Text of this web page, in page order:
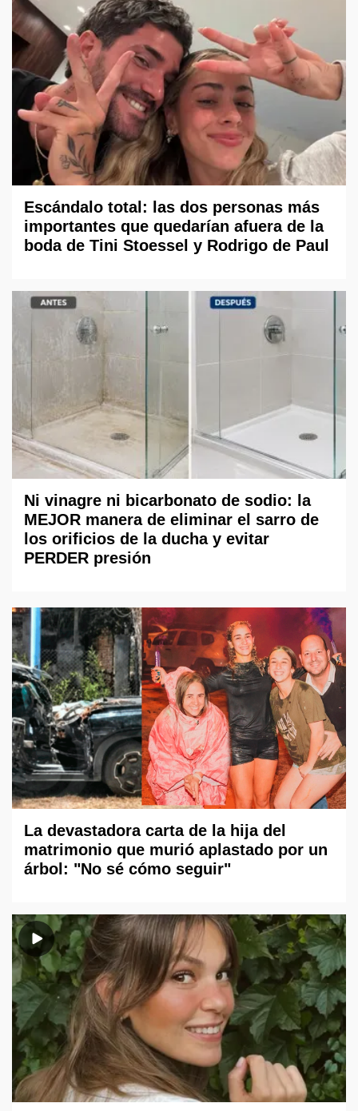
Escándalo total: las dos personas más
importantes que quedarían afuera de la
boda de Tini Stoessel y Rodrigo de Paul
Ni vinagre ni bicarbonato de sodio: la
MEJOR manera de eliminar el sarro de
los orificios de la ducha y evitar
PERDER presión
La devastadora carta de la hija del
matrimonio que murió aplastado por un
árbol: "No sé cómo seguir"